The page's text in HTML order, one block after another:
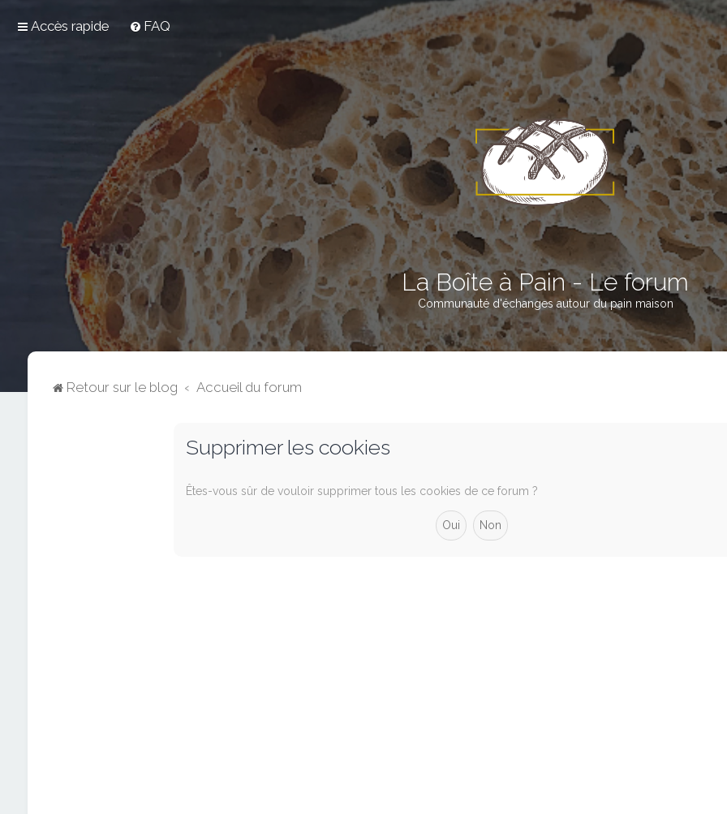
Accès rapide FAQ
La Boîte à Pain - Le forum
Communauté d'échanges autour du pain maison
Retour sur le blog Accueil du forum
Supprimer les cookies
Êtes-vous sûr de vouloir supprimer tous les cookies de ce forum ?